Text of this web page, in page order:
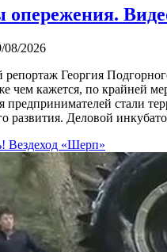
опережения.
08/2026
Георгия
чем кажется, по крайней
предпринимателей стали
развития. Деловой
Вездеход «Шерп»